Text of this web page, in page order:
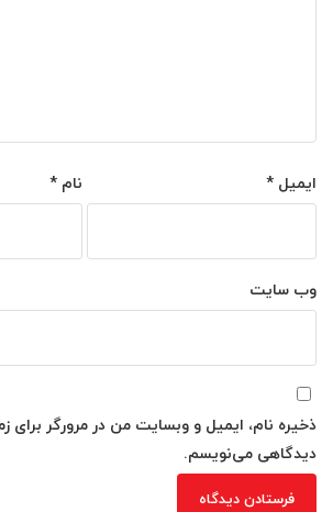
نام* ایمیل*
وب‌ سایت
ذخیره نام، ایمیل و وبسایت من در مرورگر برای
دیدگاهی می‌نویسم.